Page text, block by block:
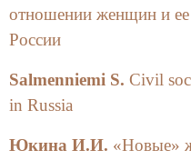
было активное участие
практических
Это позволило
вопросам демографии,
образования.
отношении женщин и ее
России
Salmenniemi S. Civil
in Russia
Юкина И.И. «Новые»